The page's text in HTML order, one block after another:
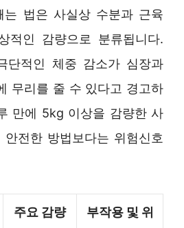
법은 사실상 수분과 근육
적인 감량으로 분류됩니다.
단적인 체중 감소가 심장과
무리를 줄 수 있다고 경고하
만에 5kg 이상을 감량한 사
전한 방법보다는 위험신호
주요 감량
부작용 및 위